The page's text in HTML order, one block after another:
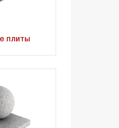
плиты